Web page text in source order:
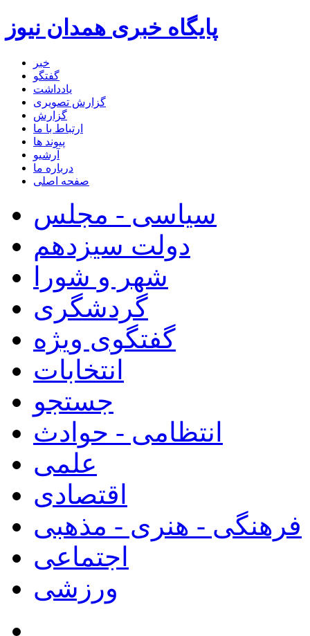
پایگاه خبری همدان نیوز
خبر
گفتگو
یادداشت
گزارش تصویری
گزارش
ارتباط با ما
پیوند ها
آرشیو
درباره ما
صفحه اصلی
سیاسی - مجلس
دولت سیزدهم
شهر و شورا
گردشگری
گفتگوی ویژه
انتخابات
جستجو
انتظامی - حوادث
علمی
اقتصادی
فرهنگی - هنری - مذهبی
اجتماعی
ورزشی